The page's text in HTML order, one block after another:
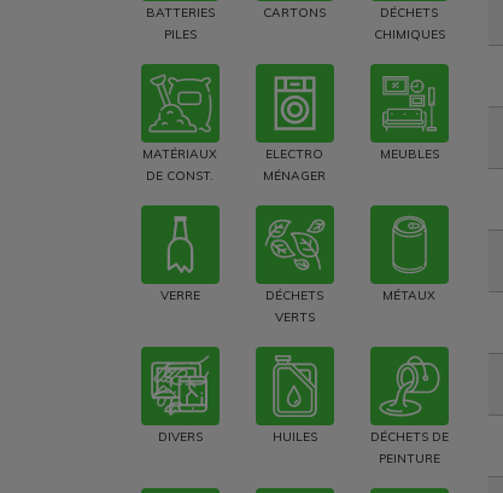
BATTERIES
PILES
CARTONS
DÉCHETS
CHIMIQUES
MATÉRIAUX
DE CONST.
ELECTRO
MÉNAGER
MEUBLES
VERRE
DÉCHETS
VERTS
MÉTAUX
DIVERS HUILES
DÉCHETS DE
PEINTURE